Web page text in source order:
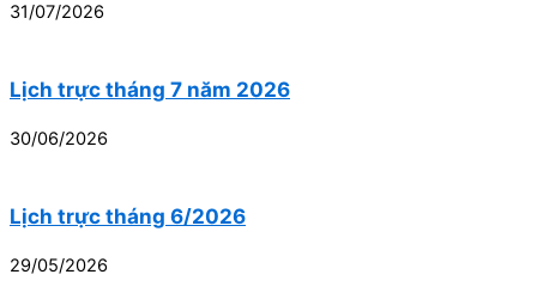
31/07/2026
Lịch trực tháng 7 năm 2026
30/06/2026
Lịch trực tháng 6/2026
29/05/2026